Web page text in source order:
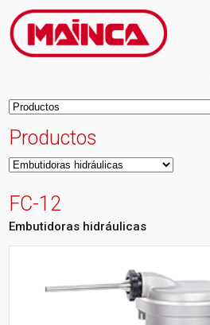
Productos
FC-12
Embutidoras hidráulicas